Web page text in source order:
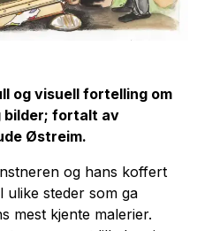
og visuell fortelling om
bilder; fortalt av
Østreim.
og hans koffert
ulike steder som ga
mest kjente malerier.